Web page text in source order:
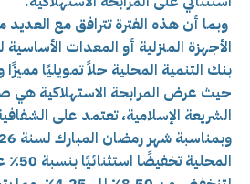
وبما أن هذه الفترة تترافق مع العديد
الأجهزة المنزلية أو المعدات
بنك التنمية المحلية حلاً تمويليًا مميزًا
حيث عرض المرابحة الاستهلاكية هي
الشريعة الإسلامية، تعتمد على